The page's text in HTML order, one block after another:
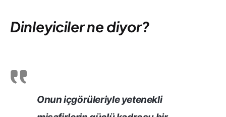
Dinleyiciler ne diyor?
Onun içgörüleriyle yetenekli